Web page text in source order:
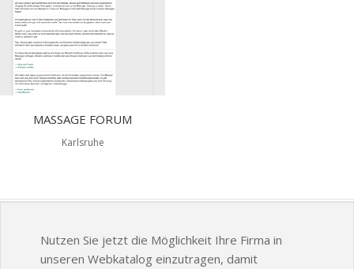
MASSAGE FORUM
Karlsruhe
Nutzen Sie jetzt die Möglichkeit Ihre Firma in
unseren Webkatalog einzutragen, damit